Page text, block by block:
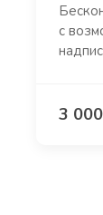
с
3 000